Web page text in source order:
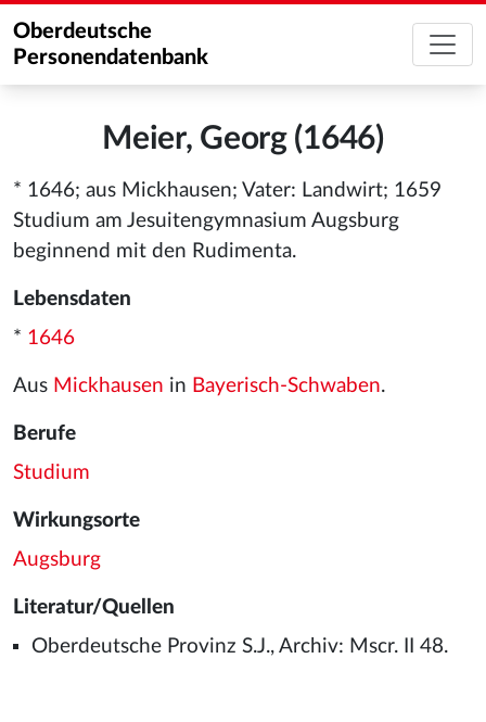
Oberdeutsche
Personendatenbank
Meier, Georg (1646)
* 1646; aus Mickhausen; Vater: Landwirt; 1659
Studium am Jesuitengymnasium Augsburg
beginnend mit den Rudimenta.
Lebensdaten
* 1646
Aus Mickhausen in Bayerisch-Schwaben.
Berufe
Studium
Wirkungsorte
Augsburg
Literatur/Quellen
Oberdeutsche Provinz S.J., Archiv: Mscr. II 48.